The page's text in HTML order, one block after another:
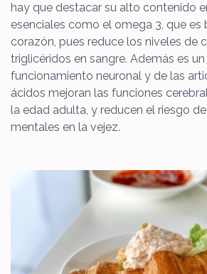
hay que destacar su alto contenido
esenciales como el omega 3, que es
corazón, pues reduce los niveles de
triglicéridos en sangre. Además es
funcionamiento neuronal y de las
ácidos mejoran las funciones
la edad adulta, y reducen el riesgo
mentales en la vejez.